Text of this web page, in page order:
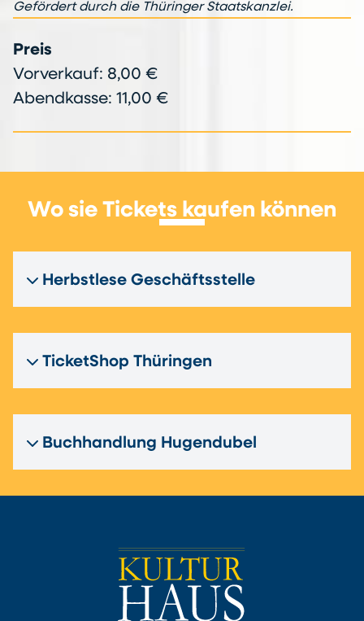
Gefördert durch die Thüringer Staatskanzlei.
Preis
Vorverkauf: 8,00 €
Abendkasse: 11,00 €
Wo sie Tickets kaufen können
Herbstlese Geschäftsstelle
TicketShop Thüringen
Buchhandlung Hugendubel